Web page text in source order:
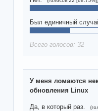
Был единичный
Всего голосов: 32
У меня ломаются
обновления Linux
Да, в который раз.